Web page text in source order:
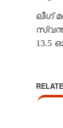
ലീഗ്
13.5